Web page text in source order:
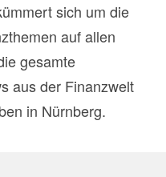
sich um die
auf allen
gesamte
aus der Finanzwelt
in Nürnberg.